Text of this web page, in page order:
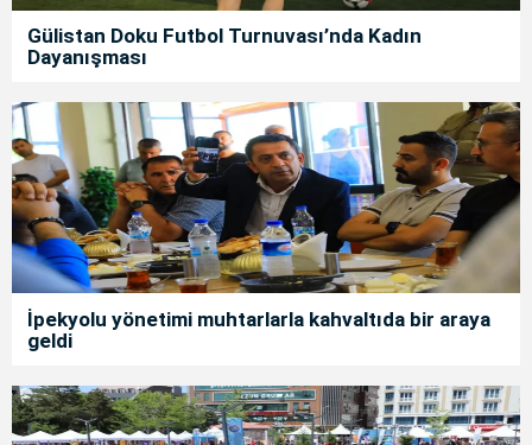
Gülistan Doku Futbol Turnuvası’nda Kadın
Dayanışması
İpekyolu yönetimi muhtarlarla kahvaltıda bir araya
geldi